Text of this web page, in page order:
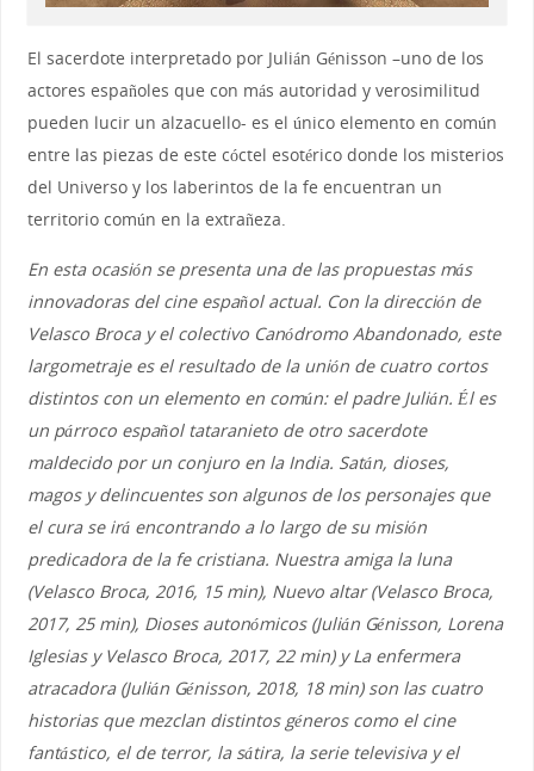
El sacerdote interpretado por Julián Génisson –uno de los
actores españoles que con más autoridad y verosimilitud
pueden lucir un alzacuello- es el único elemento en común
entre las piezas de este cóctel esotérico donde los misterios
del Universo y los laberintos de la fe encuentran un
territorio común en la extrañeza.
En esta ocasión se presenta una de las propuestas más
innovadoras del cine español actual. Con la dirección de
Velasco Broca y el colectivo Canódromo Abandonado, este
largometraje es el resultado de la unión de cuatro cortos
distintos con un elemento en común: el padre Julián. Él es
un párroco español tataranieto de otro sacerdote
maldecido por un conjuro en la India. Satán, dioses,
magos y delincuentes son algunos de los personajes que
el cura se irá encontrando a lo largo de su misión
predicadora de la fe cristiana. Nuestra amiga la luna
(Velasco Broca, 2016, 15 min), Nuevo altar (Velasco Broca,
2017, 25 min), Dioses autonómicos (Julián Génisson, Lorena
Iglesias y Velasco Broca, 2017, 22 min) y La enfermera
atracadora (Julián Génisson, 2018, 18 min) son las cuatro
historias que mezclan distintos géneros como el cine
fantástico, el de terror, la sátira, la serie televisiva y el